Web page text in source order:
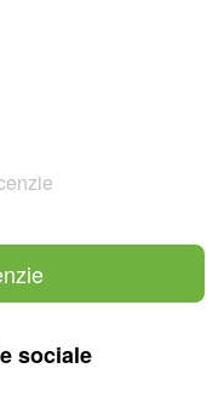
sociale